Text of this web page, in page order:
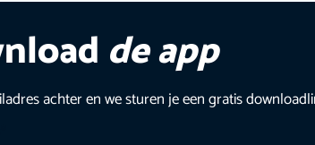
de app
achter en we sturen je een gratis